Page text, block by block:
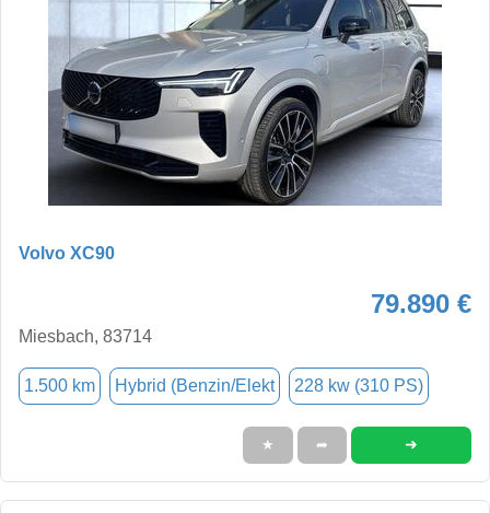
Volvo XC90
79.890 €
Miesbach, 83714
1.500 km Hybrid (Benzin/Elekt 228 kw (310 PS)
★ ➦ ➜